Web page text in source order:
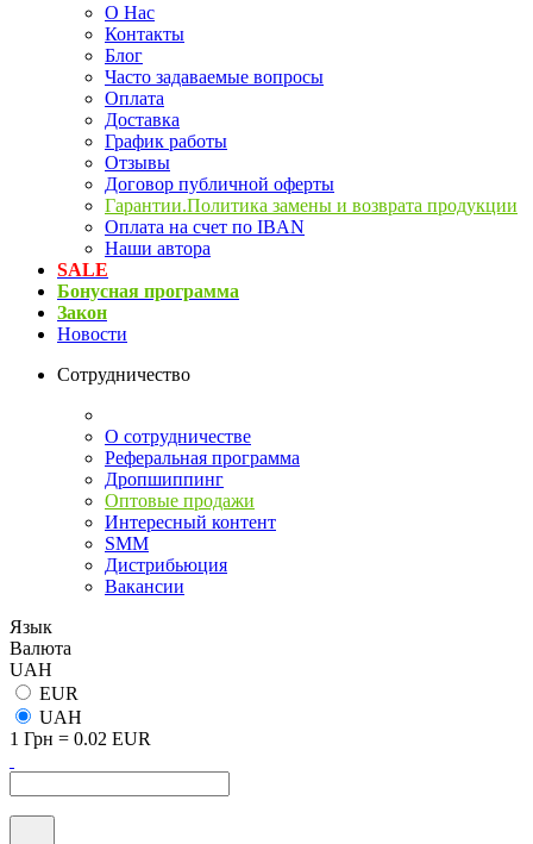
О Нас
Контакты
Блог
Часто задаваемые вопросы
Оплата
Доставка
График работы
Отзывы
Договор публичной оферты
Гарантии.Политика замены и возврата продукции
Оплата на счет по IBAN
Наши автора
SALE
Бонусная программа
Закон
Новости
Сотрудничество
О сотрудничестве
Реферальная программа
Дропшиппинг
Оптовые продажи
Интересный контент
SMM
Дистрибьюция
Вакансии
Язык
Валюта
UAH
EUR
UAH
1 Грн = 0.02 EUR